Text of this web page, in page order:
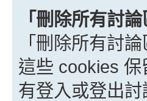
「刪除所有討
「刪除所有討
這些 cookies
有登入或登出